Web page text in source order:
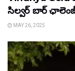
సిల్వర్ బార్
MAY 26, 2025